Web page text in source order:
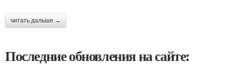
читать дальше →
Последние обновления на сайте: